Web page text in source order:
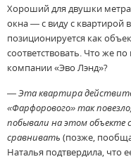
Хороший для двушки
окна — с виду с квартирой
позиционируется как
соответствовать. Что же по
компании «Эво Лэнд»?
— Эта квартира
«Фарфорового» так повезло,
побывали на этом объекте
сравнивать (позже,
Наталья подтвердила, что